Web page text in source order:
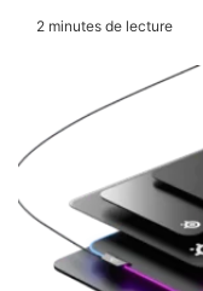
2 minutes de lecture